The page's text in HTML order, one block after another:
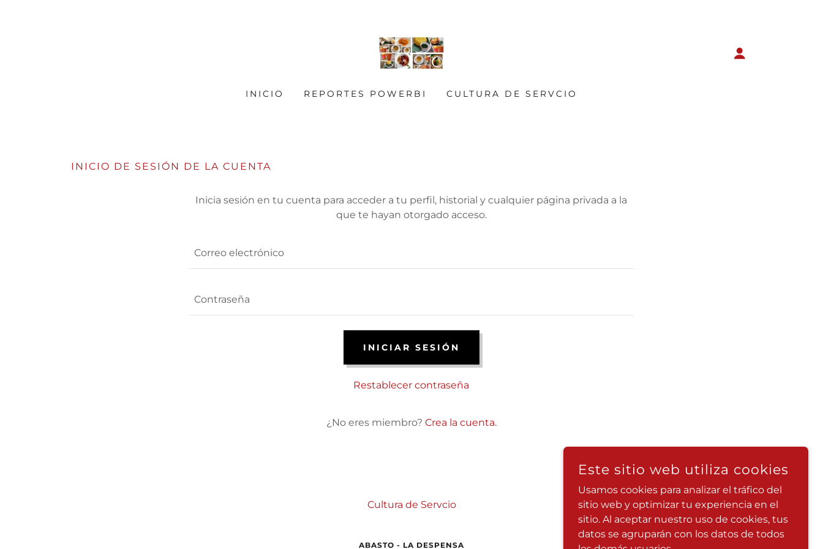
INICIO REPORTES POWERBI CULTURA DE SERVCIO
INICIO DE SESIÓN DE LA CUENTA
Inicia sesión en tu cuenta para acceder a tu perfil, historial y cualquier página privada a la
que te hayan otorgado acceso.
INICIAR SESIÓN
Restablecer contraseña
¿No eres miembro? Crea la cuenta.
Cultura de Servcio
ABASTO - LA DESPENSA
Este sitio web utiliza cookies
Usamos cookies para analizar el tráfico del
sitio web y optimizar tu experiencia en el
sitio. Al aceptar nuestro uso de cookies, tus
datos se agruparán con los datos de todos